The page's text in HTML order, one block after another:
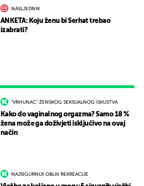
"VRHUNAC" ŽENSKOG SEKSUALNOG ISKUSTVA
Kako do vaginalnog orgazma? Samo 18 %
žena može ga doživjeti isključivo na ovaj
način
NAJSIGURNIJI OBLIK REKREACIJE
NASLJEDNIK
ANKETA: Koju ženu bi Serhat trebao
izabrati?